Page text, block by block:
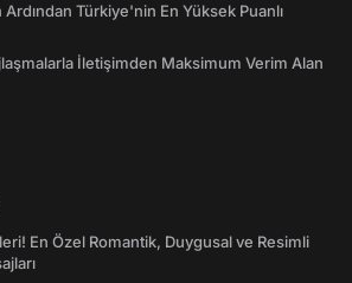
Türkiye'nin En Yüksek Puanlı
İletişimden Maksimum Verim Alan
En Özel Romantik, Duygusal ve Resimli